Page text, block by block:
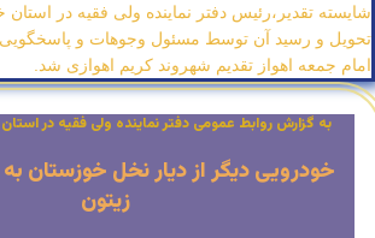
به گزارش روابط عمومی دفتر نماینده ولی فقیه در
خودرویی دیگر از دیار نخل خوزستان
زیتون